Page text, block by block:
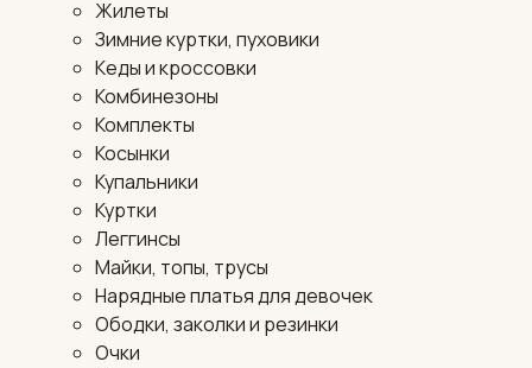
Жилеты
Зимние куртки, пуховики
Кеды и кроссовки
Комбинезоны
Комплекты
Косынки
Купальники
Куртки
Леггинсы
Майки, топы, трусы
Нарядные платья для девочек
Ободки, заколки и резинки
Очки